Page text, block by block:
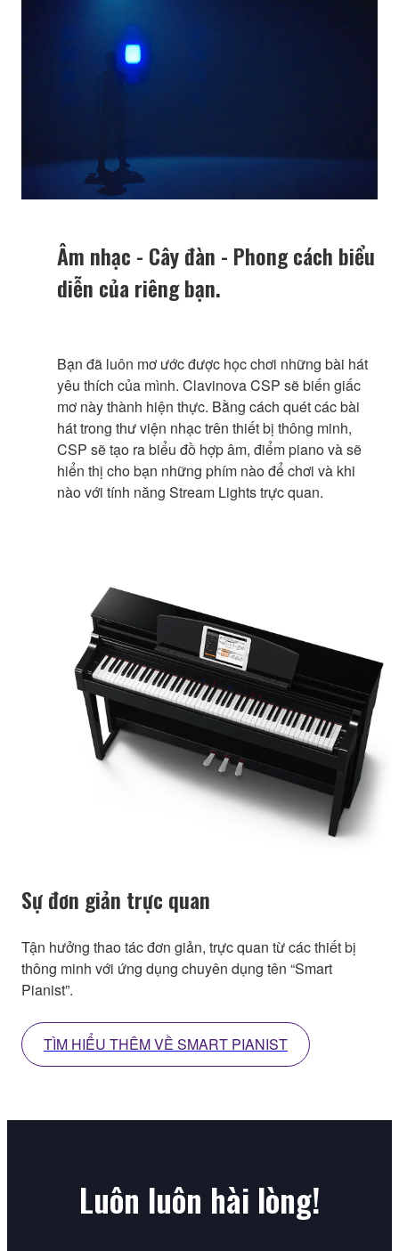
Âm nhạc - Cây đàn - Phong cách biểu
diễn của riêng bạn.
Bạn đã luôn mơ ước được học chơi những bài hát
yêu thích của mình. Clavinova CSP sẽ biến giấc
mơ này thành hiện thực. Bằng cách quét các bài
hát trong thư viện nhạc trên thiết bị thông minh,
CSP sẽ tạo ra biểu đồ hợp âm, điểm piano và sẽ
hiển thị cho bạn những phím nào để chơi và khi
nào với tính năng Stream Lights trực quan.
Sự đơn giản trực quan
Tận hưởng thao tác đơn giản, trực quan từ các thiết bị
thông minh với ứng dụng chuyên dụng tên “Smart
Pianist”.
TÌM HIỂU THÊM VỀ SMART PIANIST
Luôn luôn hài lòng!